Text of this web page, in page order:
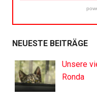
NEUESTE BEITRÄGE
Unsere
Ronda